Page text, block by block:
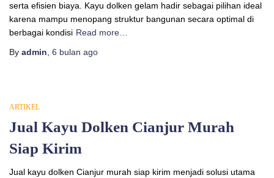
serta efisien biaya. Kayu dolken gelam hadir sebagai pilihan ideal
karena mampu menopang struktur bangunan secara optimal di
berbagai kondisi Read more…
By admin 6 bulan ago
ARTIKEL
Jual Kayu Dolken Cianjur Murah
Siap Kirim
Jual kayu dolken Cianjur murah siap kirim menjadi solusi utama